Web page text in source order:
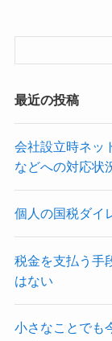
最近の投稿
会社設立時ネッ
などへの対応状
個人の国税ダイ
税金を支払う手
はない
小さなことでも